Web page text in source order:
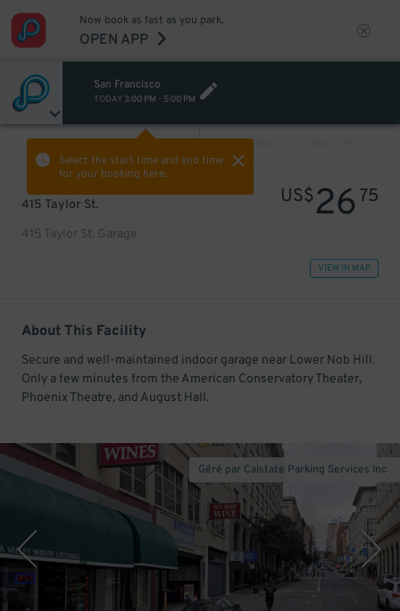
Now book as fast as you park.
OPEN APP
San Francisco
TODAY 3:00 PM - 5:00 PM
Select the start time and end time
for your booking here.
PREV
415 Taylor St.
415 Taylor St. Garage
US$2675
VIEW IN MAP
About This Facility
Secure and well-maintained indoor garage near Lower Nob Hill.
Only a few minutes from the American Conservatory Theater,
Phoenix Theatre, and August Hall.
Géré par Calstate Parking Services Inc